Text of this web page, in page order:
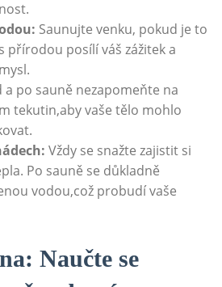
Saunujte venku, pokud je⁣ to⁣
přírodou posílí váš zážitek⁤ a
a po sauně ⁣nezapomeňte na
tekutin,aby vaše tělo ​mohlo‍
Vždy se⁣ snažte zajistit si
‍Po sauně se důkladně
vodou,což probudí ​vaše
⁣Naučte se